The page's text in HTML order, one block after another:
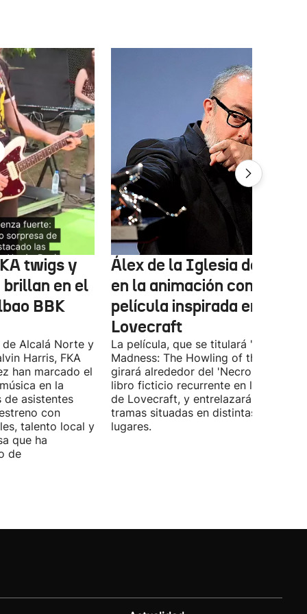
twigs y
brillan en el
BBK
Alcalá Norte y
Harris, FKA
han marcado el
en la
de asistentes
con
talento local y
que ha
de
Álex de la Iglesia debutará
en la animación con una
película inspirada en
Lovecraft
La película, que se titulará 'Ages of
Madness: The Howling of the Jinn',
girará alrededor del 'Necronomicón',
libro ficticio recurrente en los relatos
de Lovecraft, y entrelazará varias
tramas situadas en distintas épocas y
lugares.